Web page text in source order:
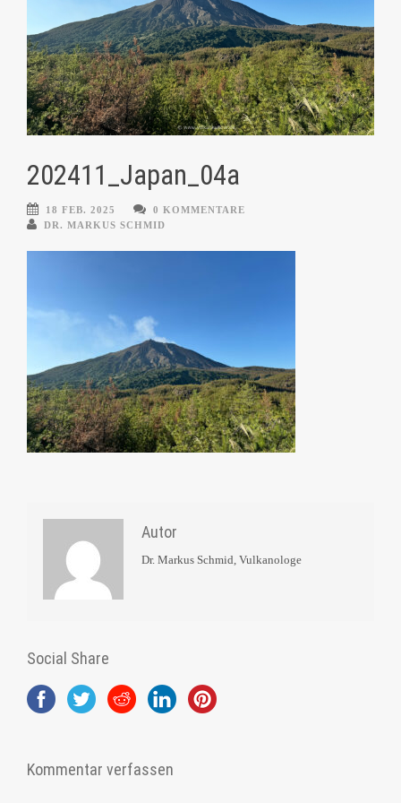
202411_Japan_04a
18 FEB. 2025
0 KOMMENTARE
DR. MARKUS SCHMID
Autor
Dr. Markus Schmid, Vulkanologe
Social Share
Kommentar verfassen